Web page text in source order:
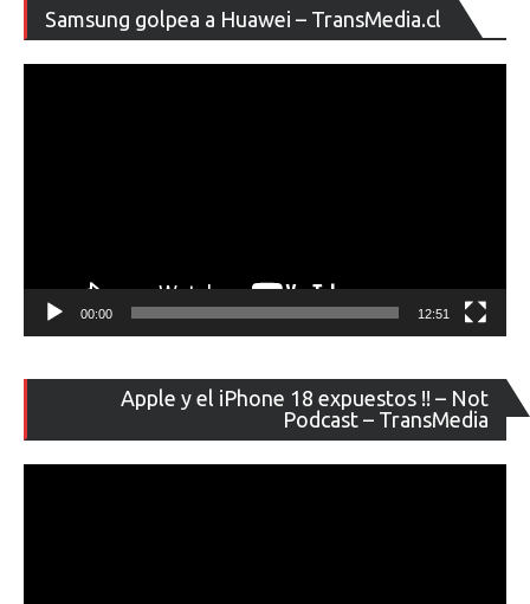
Samsung golpea a Huawei – TransMedia.cl
de
00:00 12:51
Apple y el iPhone 18 expuestos !! – Not
Podcast – TransMedia
de